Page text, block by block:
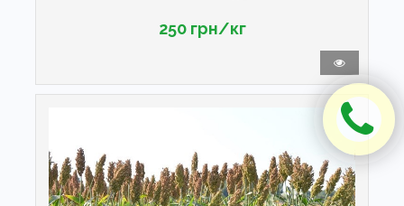
250 грн/кг